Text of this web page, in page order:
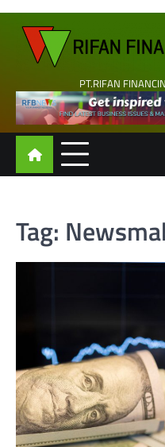
Skip
content
PT.RIFAN
Tag: